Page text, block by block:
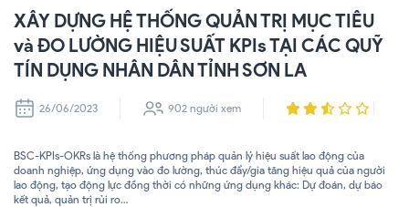
XÂY DỰNG HỆ THỐNG QUẢN TRỊ MỤC TIÊU
và ĐO LƯỜNG HIỆU SUẤT KPIs TẠI CÁC QUỸ
TÍN DỤNG NHÂN DÂN TỈNH SƠN LA
26/06/2023 902 người xem
BSC-KPIs-OKRs là hệ thống phương pháp quản lý hiệu suất lao động của
doanh nghiệp, ứng dụng vào đo lường, thúc đẩy/gia tăng hiệu quả của người
lao động, tạo động lực đồng thời có những ứng dụng khác: Dự đoán, dự báo
kết quả, quản trị rủi ro…